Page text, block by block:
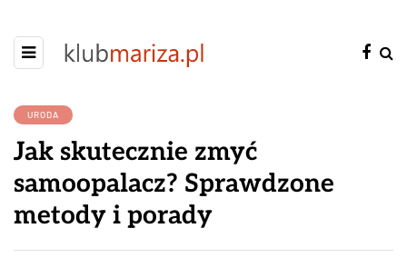
URODA
Jak skutecznie zmyć
samoopalacz? Sprawdzone
metody i porady